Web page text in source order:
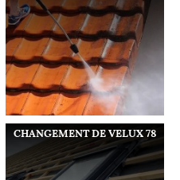
CHANGEMENT DE VELUX 78